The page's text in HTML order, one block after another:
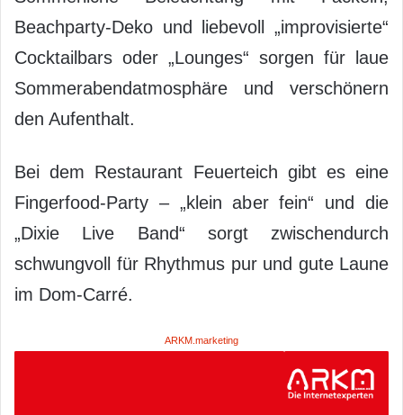
Beachparty-Deko und liebevoll „improvisierte“
Cocktailbars oder „Lounges“ sorgen für laue
Sommerabendatmosphäre und verschönern
den Aufenthalt.
Bei dem Restaurant Feuerteich gibt es eine
Fingerfood-Party – „klein aber fein“ und die
„Dixie Live Band“ sorgt zwischendurch
schwungvoll für Rhythmus pur und gute Laune
im Dom-Carré.
ARKM.marketing